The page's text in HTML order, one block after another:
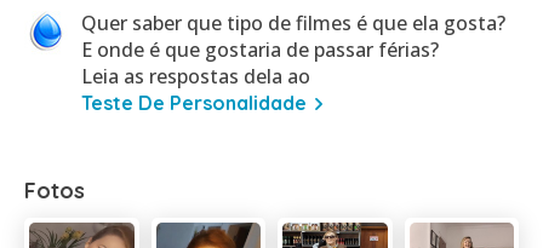
Quer saber que tipo de filmes é que ela gosta?
E onde é que gostaria de passar férias?
Leia as respostas dela ao
Teste De Personalidade
Fotos